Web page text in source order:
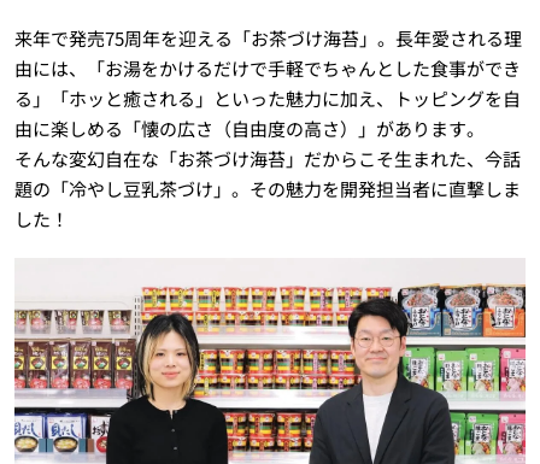
来年で発売75周年を迎える「お茶づけ海苔」。長年愛される理
由には、「お湯をかけるだけで手軽でちゃんとした食事ができ
る」「ホッと癒される」といった魅力に加え、トッピングを自
由に楽しめる「懐の広さ（自由度の高さ）」があります。
そんな変幻自在な「お茶づけ海苔」だからこそ生まれた、今話
題の「冷やし豆乳茶づけ」。その魅力を開発担当者に直撃しま
した！